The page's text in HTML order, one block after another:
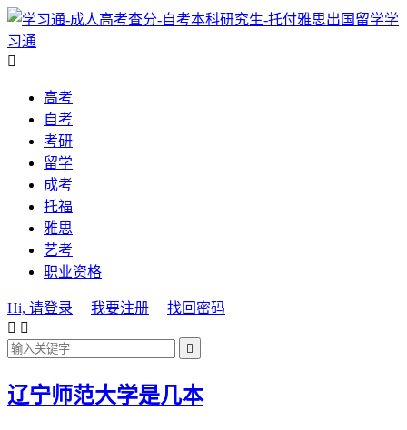
学
习通

高考
自考
考研
留学
成考
托福
雅思
艺考
职业资格
Hi, 请登录 我要注册
找回密码
 

辽宁师范大学是几本